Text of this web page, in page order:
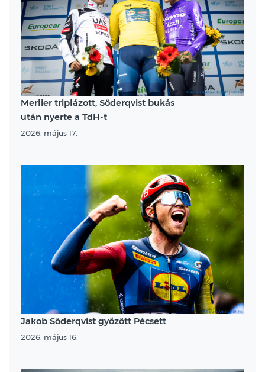
Merlier triplázott, Söderqvist bukás
után nyerte a TdH-t
2026. május 17.
Jakob Söderqvist győzött Pécsett
2026. május 16.